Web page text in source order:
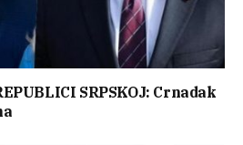
SRPSKOJ: Crnadak